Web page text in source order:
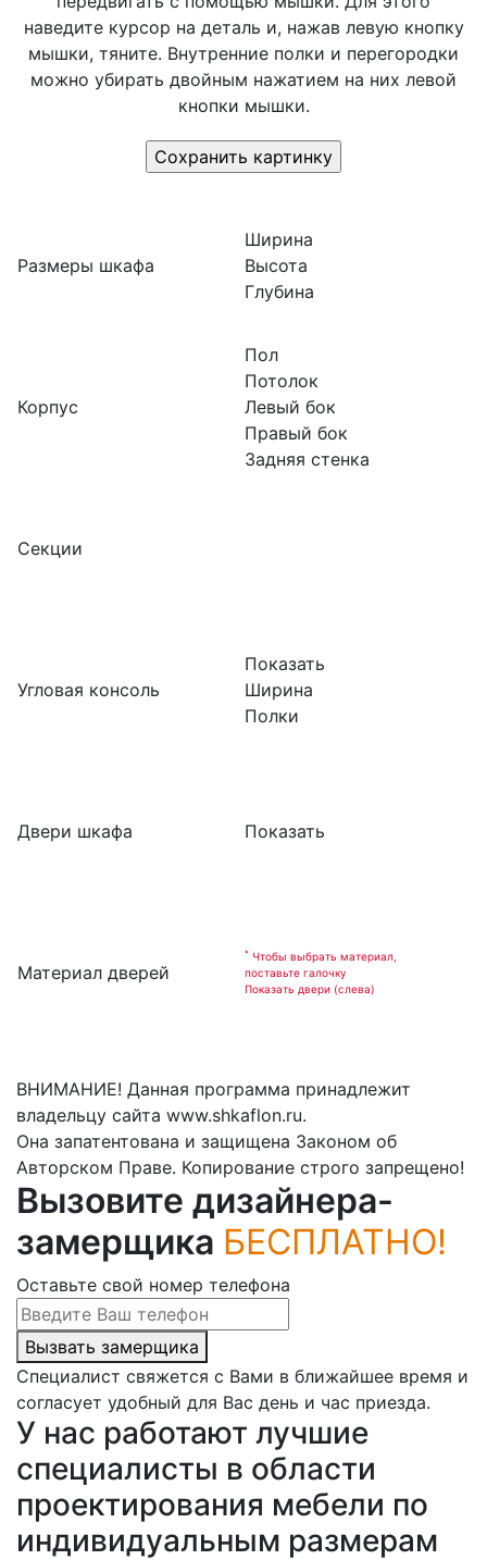
наведите курсор на деталь и, нажав левую кнопку
мышки, тяните. Внутренние полки и перегородки
можно убирать двойным нажатием на них левой
кнопки мышки.
Размеры шкафа
Корпус
Секции
Угловая консоль
Двери шкафа
Материал дверей
Ширина
Высота
Глубина
Пол
Потолок
Левый бок
Правый бок
Задняя стенка
Показать
Ширина
Полки
Показать
* Чтобы выбрать материал,
поставьте галочку
Показать двери (слева)
ВНИМАНИЕ! Данная программа принадлежит
владельцу сайта www.shkaflon.ru.
Она запатентована и защищена Законом об
Авторском Праве. Копирование строго запрещено!
Вызовите дизайнера-
замерщика БЕСПЛАТНО!
Оставьте свой номер телефона
Вызвать замерщика
Специалист свяжется с Вами в ближайшее время и
согласует удобный для Вас день и час приезда.
У нас работают лучшие
специалисты в области
проектирования мебели по
индивидуальным размерам